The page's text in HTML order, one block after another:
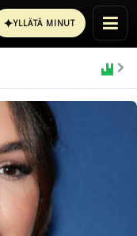
✦YLLÄTÄ MINUT